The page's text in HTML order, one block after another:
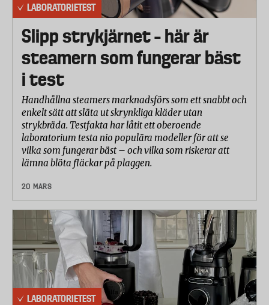
LABORATORIETEST
Slipp strykjärnet – här är
steamern som fungerar bäst
i test
Handhållna steamers marknadsförs som ett snabbt och
enkelt sätt att släta ut skrynkliga kläder utan
strykbräda. Testfakta har låtit ett oberoende
laboratorium testa nio populära modeller för att se
vilka som fungerar bäst – och vilka som riskerar att
lämna blöta fläckar på plaggen.
20 MARS
LABORATORIETEST